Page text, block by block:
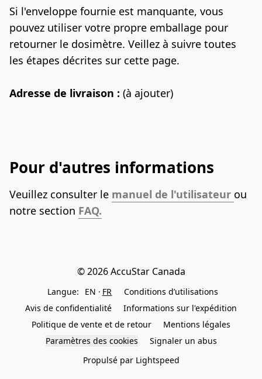
Si l'enveloppe fournie est manquante, vous
pouvez utiliser votre propre emballage pour
retourner le dosimètre. Veillez à suivre toutes
les étapes décrites sur cette page.
Adresse de livraison : (à ajouter)
Pour d'autres informations
Veuillez consulter le manuel de l'utilisateur ou
notre section FAQ.
© 2026 AccuStar Canada
Langue: EN FR
Conditions d’utilisations
Avis de confidentialité
Informations sur l'expédition
Politique de vente et de retour
Mentions légales
Paramètres des cookies
Signaler un abus
Propulsé par Lightspeed